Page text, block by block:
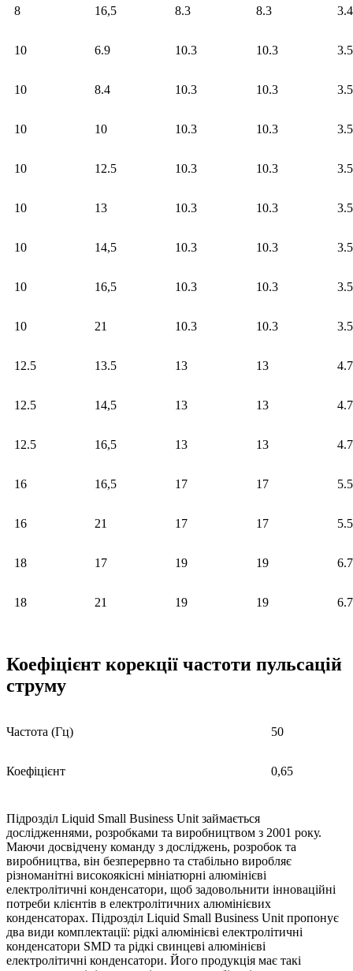
8 16,5 8.3 8.3 3.4
10 6.9 10.3 10.3 3.5
10 8.4 10.3 10.3 3.5
10 10 10.3 10.3 3.5
10 12.5 10.3 10.3 3.5
10 13 10.3 10.3 3.5
10 14,5 10.3 10.3 3.5
10 16,5 10.3 10.3 3.5
10 21 10.3 10.3 3.5
12.5 13.5 13 13 4.7
12.5 14,5 13 13 4.7
12.5 16,5 13 13 4.7
16 16,5 17 17 5.5
16 21 17 17 5.5
18 17 19 19 6.7
18 21 19 19 6.7
Коефіцієнт корекції частоти пульсацій
струму
Частота (Гц) 50
Коефіцієнт 0,65
Підрозділ Liquid Small Business Unit займається
дослідженнями, розробками та виробництвом з 2001 року.
Маючи досвідчену команду з досліджень, розробок та
виробництва, він безперервно та стабільно виробляє
різноманітні високоякісні мініатюрні алюмінієві
електролітичні конденсатори, щоб задовольнити інноваційні
потреби клієнтів в електролітичних алюмінієвих
конденсаторах. Підрозділ Liquid Small Business Unit пропонує
два види комплектації: рідкі алюмінієві електролітичні
конденсатори SMD та рідкі свинцеві алюмінієві
електролітичні конденсатори. Його продукція має такі